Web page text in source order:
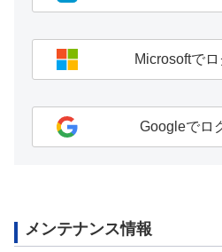
Microsoftで
Googleでロ
メンテナンス情報